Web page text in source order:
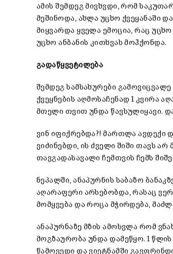
ამის შემდეგ მივხვდი, რომ
მეშინოდა, ახლა უცხო ქვეყანაში
მიყვარდა ყველა ემოცია, რაც უცხო
უცხო ანბანის კითხვას მოჰქონდა.
გადაწყვეტილება
შემდეგ სამსახურები
ქვეყნების აღმოსაჩენად 1 კვირა
მთელი თვით უნდა წავსულიყავი.
ვინ იფიქრებდა?! მართლა ავდექი
ვიძინებდი, ის ძველი შიში თავს
თავგადასავალი ჩემთვის ჩემს
ნეპალში, ანაპურნის საბაზო
აღარაფერი არსებობდა, რასაც
მომყვება და როცა მჭირდება,
ანაპურნაზე მზის ამოსვლა რომ
მოგზაურობა უნდა დამეწყო. 1
წამოვედი და ვიეტნამში